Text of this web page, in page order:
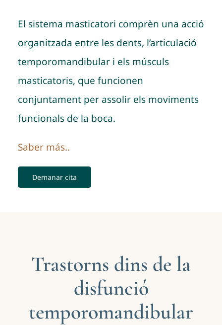
El sistema masticatori comprèn una acció
organitzada entre les dents, l’articulació
temporomandibular i els músculs
masticatoris, que funcionen
conjuntament per assolir els moviments
funcionals de la boca.
Saber más..
Demanar cita
Trastorns dins de la
disfunció
temporomandibular